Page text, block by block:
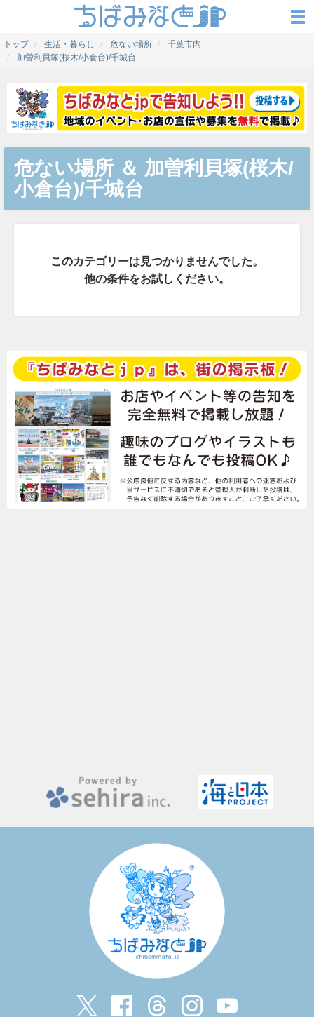
トップ 生活・暮らし 危ない場所
千葉市内
加曽利貝塚(桜木/小倉台)/千城台
危ない場所 ＆ 加曽利貝塚(桜木/
小倉台)/千城台
このカテゴリーは見つかりませんでした。
他の条件をお試しください。